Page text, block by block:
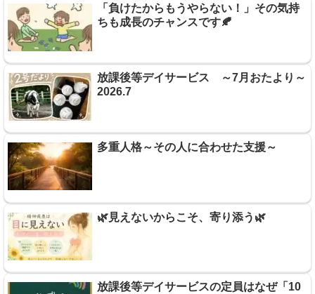
「負けたからもうやらない！」その気持
ちも成長のチャンスです🍂
放課後等デイサービス ～7月おたより～
2026.7
多重人格～その人に合わせた支援～
🌿見えないからこそ、寄り添う🌿
放課後等デイサービスの定員はなぜ「10